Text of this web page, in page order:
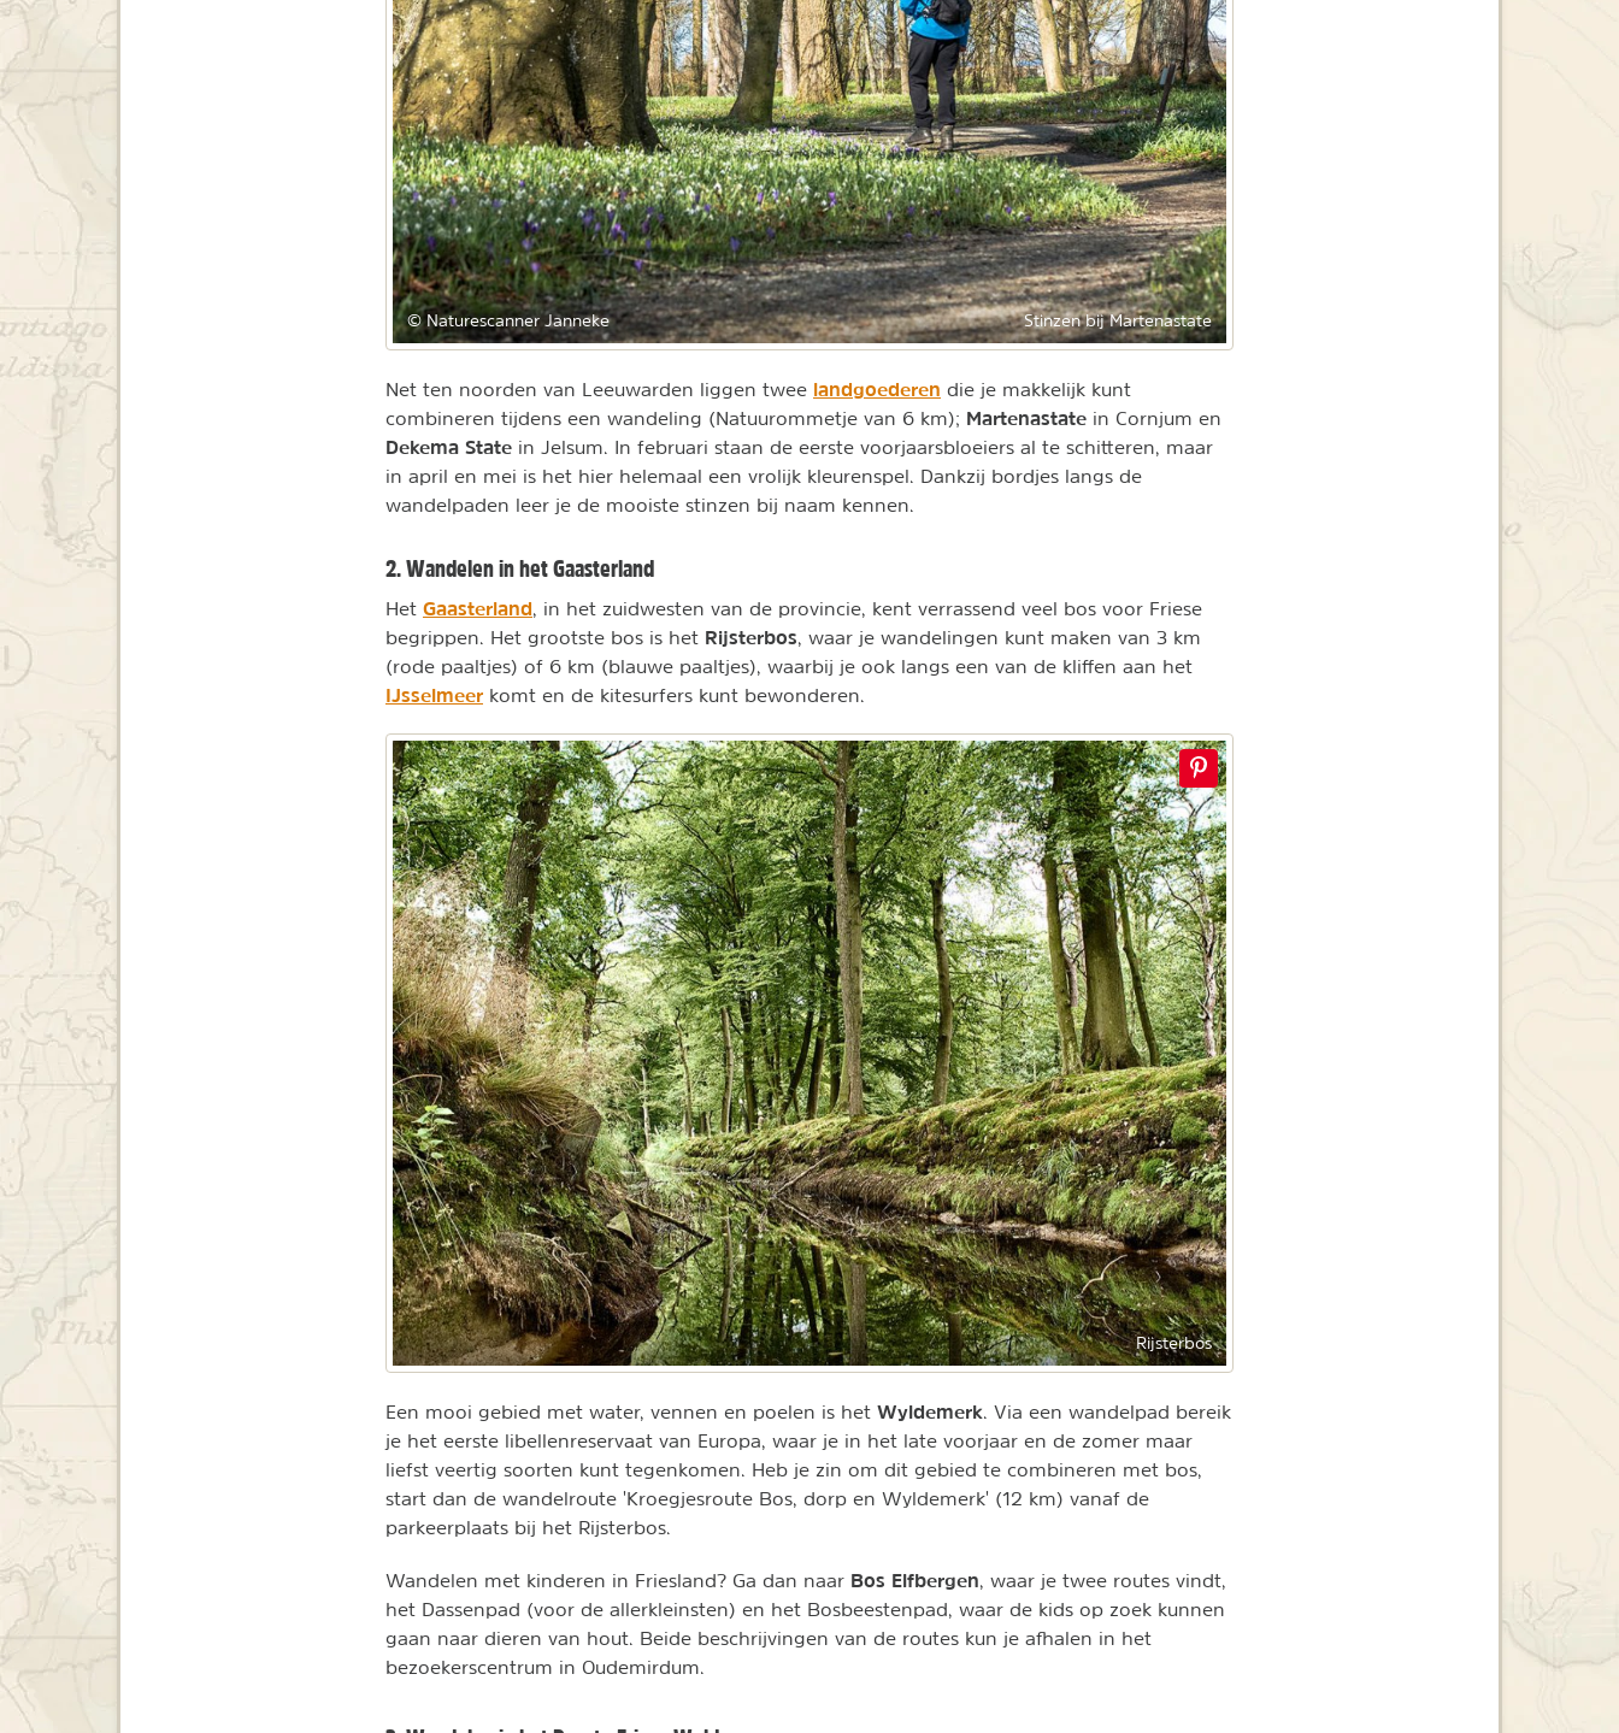
© Naturescanner Janneke Stinzen bij Martenastate
Net ten noorden van Leeuwarden liggen twee landgoederen die je makkelijk kunt
combineren tijdens een wandeling (Natuurommetje van 6 km); Martenastate in Cornjum en
Dekema State in Jelsum. In februari staan de eerste voorjaarsbloeiers al te schitteren, maar
in april en mei is het hier helemaal een vrolijk kleurenspel. Dankzij bordjes langs de
wandelpaden leer je de mooiste stinzen bij naam kennen.
2. Wandelen in het Gaasterland
Het Gaasterland , in het zuidwesten van de provincie, kent verrassend veel bos voor Friese
begrippen. Het grootste bos is het Rijsterbos , waar je wandelingen kunt maken van 3 km
(rode paaltjes) of 6 km (blauwe paaltjes), waarbij je ook langs een van de kliffen aan het
IJsselmeer komt en de kitesurfers kunt bewonderen.
Rijsterbos
Een mooi gebied met water, vennen en poelen is het Wyldemerk . Via een wandelpad bereik
je het eerste libellenreservaat van Europa, waar je in het late voorjaar en de zomer maar
liefst veertig soorten kunt tegenkomen. Heb je zin om dit gebied te combineren met bos,
start dan de wandelroute 'Kroegjesroute Bos, dorp en Wyldemerk' (12 km) vanaf de
parkeerplaats bij het Rijsterbos.
Wandelen met kinderen in Friesland? Ga dan naar Bos Elfbergen , waar je twee routes vindt,
het Dassenpad (voor de allerkleinsten) en het Bosbeestenpad, waar de kids op zoek kunnen
gaan naar dieren van hout. Beide beschrijvingen van de routes kun je afhalen in het
bezoekerscentrum in Oudemirdum.